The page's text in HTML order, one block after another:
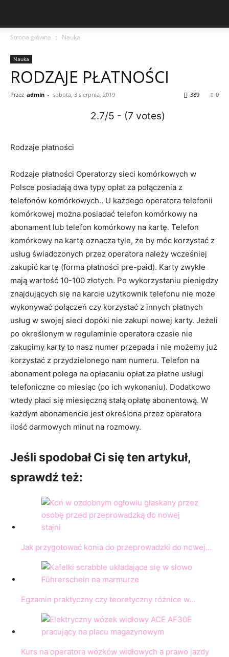
Strona główna Nauka
Nauka
RODZAJE PŁATNOŚCI
Przez admin - sobota, 3 sierpnia, 2019 0
389
2.7/5 - (7 votes)
Rodzaje płatności
Rodzaje płatności Operatorzy sieci komórkowych w
Polsce posiadają dwa typy opłat za połączenia z
telefonów komórkowych.. U każdego operatora telefonii
komórkowej można posiadać telefon komórkowy na
abonament lub telefon komórkowy na kartę. Telefon
komórkowy na kartę oznacza tyle, że by móc korzystać z
usług świadczonych przez operatora należy wcześniej
zakupić kartę (forma płatności pre-paid). Karty zwykłe
mają wartość 10-100 złotych. Po wykorzystaniu pieniędzy
znajdujących się na karcie użytkownik telefonu nie może
wykonywać połączeń czy korzystać z innych płatnych
usług w swojej sieci dopóki nie zakupi nowej karty. Jeżeli
po określonym w regulaminie operatora czasie nie
zakupimy karty to nasz numer przepada i nie możemy już
korzystać z przydzielonego nam numeru. Telefon na
abonament polega na opłacaniu opłat za płatne usługi
telefoniczne co miesiąc (po ich wykonaniu). Dodatkowo
wtedy płaci się miesięczną stałą opłatę abonentową. W
każdym abonamencie jest określona przez operatora
ilość darmowych minut na rozmowy.
Jeśli spodobał Ci się ten artykuł,
sprawdź też:
Jak przygotować konia do przeprowadzki do nowej…
Egzamin praktyczny czy teoretyczny różnice w…
Kurs na operatora wózków widłowych a prawo jazdy